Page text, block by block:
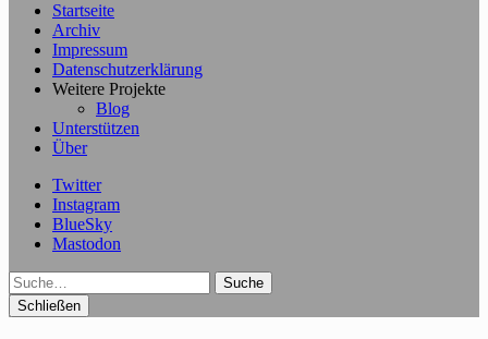
Startseite
Archiv
Impressum
Datenschutzerklärung
Weitere Projekte
Blog
Unterstützen
Über
Twitter
Instagram
BlueSky
Mastodon
Suche
Schließen